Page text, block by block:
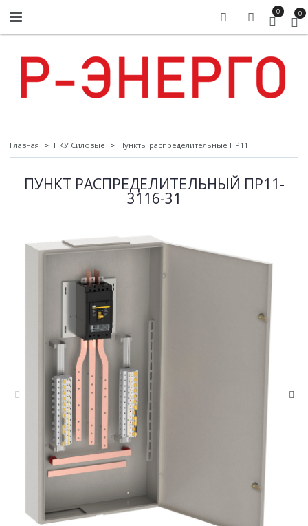
0 0
Главная НКУ Силовые Пункты распределительные ПР11
ПУНКТ РАСПРЕДЕЛИТЕЛЬНЫЙ ПР11-
3116-31